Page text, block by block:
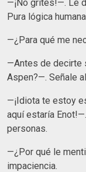
—¡No grites!—. Le
Pura lógica
—¿Para qué me
—Antes de decirte
Aspen?—. Señale
—¡Idiota te estoy
aquí estaría
personas.
—¿Por qué le
impaciencia.